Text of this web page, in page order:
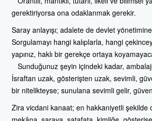
gerektiriyorsa ona odaklanmak gerekir.
Saray anlayışı; adalete de devlet yönetimine
Sorgulamayı hangi kalıplarla, hangi
yapınız, haklı bir gerekçe ortaya
Sunduğunuz şeyin içindeki kadar,
İsraftan uzak, gösterişten uzak, sevimli,
bir nitelikteyse; sunulana sevimli gelir,
Zira vicdani kanaat; en hakkaniyetli şekilde